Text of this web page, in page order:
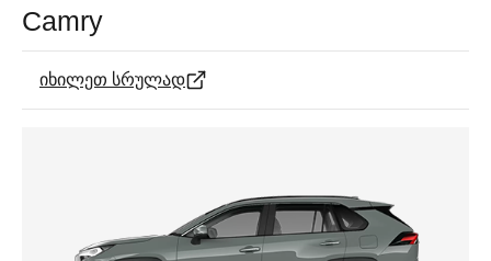
Camry
იხილეთ სრულად